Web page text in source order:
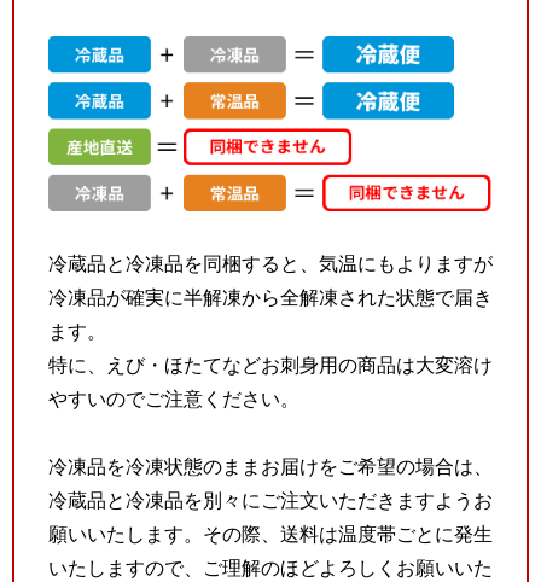
冷蔵品と冷凍品を同梱すると、気温にもよりますが
冷凍品が確実に半解凍から全解凍された状態で届き
ます。
特に、えび・ほたてなどお刺身用の商品は大変溶け
やすいのでご注意ください。
冷凍品を冷凍状態のままお届けをご希望の場合は、
冷蔵品と冷凍品を別々にご注文いただきますようお
願いいたします。その際、送料は温度帯ごとに発生
いたしますので、ご理解のほどよろしくお願いいた